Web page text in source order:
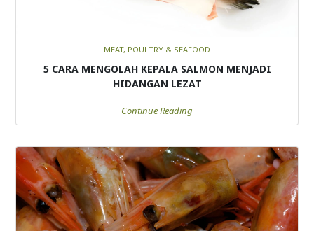
MEAT, POULTRY & SEAFOOD
5 CARA MENGOLAH KEPALA SALMON MENJADI
HIDANGAN LEZAT
Continue Reading